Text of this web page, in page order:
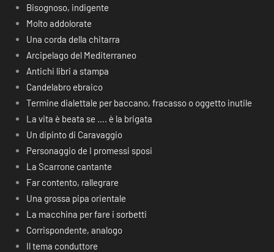
Bisognoso, indigente
Molto addolorate
Una corda della chitarra
Arcipelago del Mediterraneo
Antichi libri a stampa
Candelabro ebraico
Termine dialettale per baccano, fracasso o oggetto inutile
La vita è beata se …. è la brigata
Un dipinto di Caravaggio
Personaggio de I promessi sposi
La Scarrone cantante
Far contento, rallegrare
Una grossa pipa orientale
La macchina per fare i sorbetti
Corrispondente, analogo
Il tema conduttore